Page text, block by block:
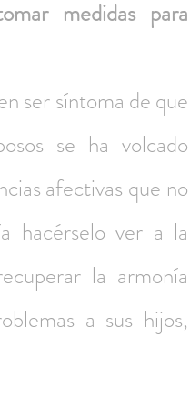
medidas para
ser síntoma de que
se ha volcado
afectivas que no
hacérselo ver a la
la armonía
a sus hijos,